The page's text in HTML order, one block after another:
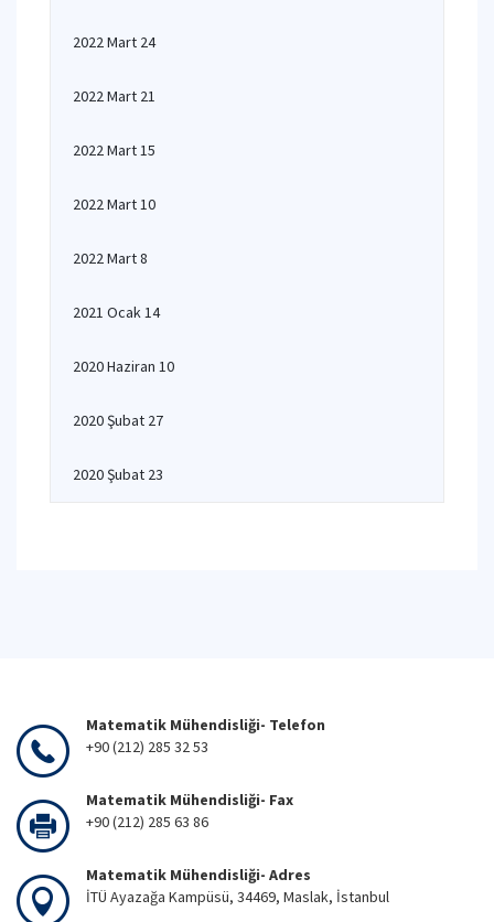
2022 Mart 24
2022 Mart 21
2022 Mart 15
2022 Mart 10
2022 Mart 8
2021 Ocak 14
2020 Haziran 10
2020 Şubat 27
2020 Şubat 23
Matematik Mühendisliği- Telefon
+90 (212) 285 32 53
Matematik Mühendisliği- Fax
+90 (212) 285 63 86
Matematik Mühendisliği- Adres
İTÜ Ayazağa Kampüsü, 34469, Maslak, İstanbul